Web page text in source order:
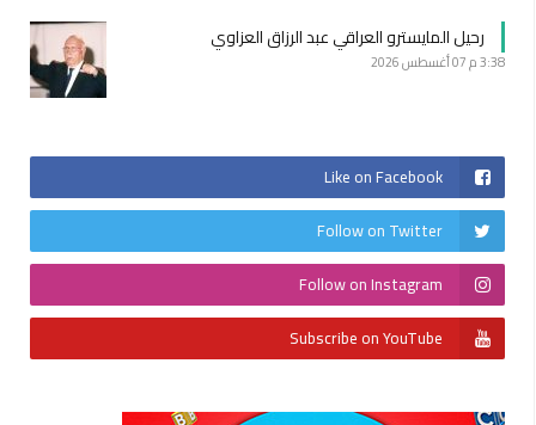
رحيل المايسترو العراقي عبد الرزاق العزاوي
3:38 م 07 أغسطس 2026
Like on Facebook
Follow on Twitter
Follow on Instagram
Subscribe on YouTube